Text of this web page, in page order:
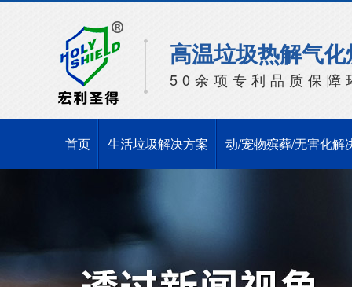
高温垃圾热解气
50余项专利品质保障
首页 生活垃圾解决方案 动/宠物殡葬/无害化解